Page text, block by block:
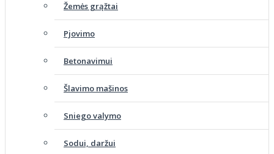
Žemės grąžtai
Pjovimo
Betonavimui
Šlavimo mašinos
Sniego valymo
Sodui, daržui